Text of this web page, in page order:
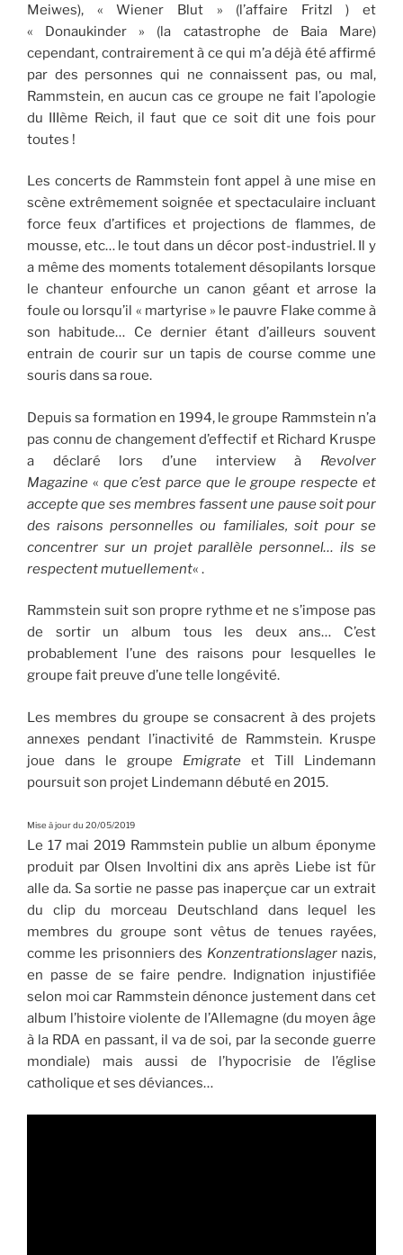
Meiwes), « Wiener Blut » (l’affaire Fritzl ) et
« Donaukinder » (la catastrophe de Baia Mare)
cependant, contrairement à ce qui m’a déjà été affirmé
par des personnes qui ne connaissent pas, ou mal,
Rammstein, en aucun cas ce groupe ne fait l’apologie
du IIIème Reich, il faut que ce soit dit une fois pour
toutes !
Les concerts de Rammstein font appel à une mise en
scène extrêmement soignée et spectaculaire incluant
force feux d’artifices et projections de flammes, de
mousse, etc… le tout dans un décor post-industriel. Il y
a même des moments totalement désopilants lorsque
le chanteur enfourche un canon géant et arrose la
foule ou lorsqu’il « martyrise » le pauvre Flake comme à
son habitude… Ce dernier étant d’ailleurs souvent
entrain de courir sur un tapis de course comme une
souris dans sa roue.
Depuis sa formation en 1994, le groupe Rammstein n’a
pas connu de changement d’effectif et Richard Kruspe
a déclaré lors d’une interview à Revolver
Magazine « que c’est parce que le groupe respecte et
accepte que ses membres fassent une pause soit pour
des raisons personnelles ou familiales, soit pour se
concentrer sur un projet parallèle personnel… ils se
respectent mutuellement« .
Rammstein suit son propre rythme et ne s’impose pas
de sortir un album tous les deux ans… C’est
probablement l’une des raisons pour lesquelles le
groupe fait preuve d’une telle longévité.
Les membres du groupe se consacrent à des projets
annexes pendant l’inactivité de Rammstein. Kruspe
joue dans le groupe Emigrate et Till Lindemann
poursuit son projet Lindemann débuté en 2015.
Mise à jour du 20/05/2019
Le 17 mai 2019 Rammstein publie un album éponyme
produit par Olsen Involtini dix ans après Liebe ist für
alle da. Sa sortie ne passe pas inaperçue car un extrait
du clip du morceau Deutschland dans lequel les
membres du groupe sont vêtus de tenues rayées,
comme les prisonniers des Konzentrationslagernazis,
en passe de se faire pendre. Indignation injustifiée
selon moi car Rammstein dénonce justement dans cet
album l’histoire violente de l’Allemagne (du moyen âge
à la RDA en passant, il va de soi, par la seconde guerre
mondiale) mais aussi de l’hypocrisie de l’église
catholique et ses déviances…